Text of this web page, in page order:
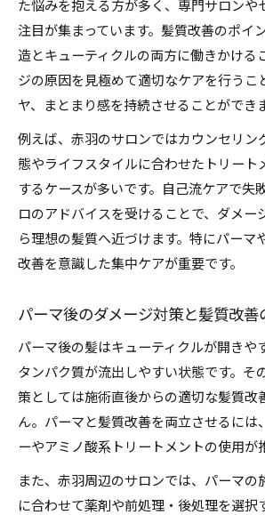
た悩みを抱える方が多く、専門サロンや
注目が集まっています。髪質改善のポイ
造とキューティクルの両方に働きかける
ジの原因を見極めて適切なケアを行うこ
ヤ、まとまり感を持続させることができま
例えば、赤羽のサロンではカウンセリン
態やライフスタイルに合わせたトリート
するケースが多いです。自己流ケアで失
ロのアドバイスを受けることで、ダメー
ら理想の髪質へ近づけます。特にパーマ
改善を意識した集中ケアが重要です。
パーマ後のダメージ対策と髪質改善
パーマ後の髪はキューティクルが開きや
タンパク質が流出しやすい状態です。そ
策としては施術直後からの適切な髪質改
ん。パーマと髪質改善を両立させるには
ーやアミノ酸系トリートメントの使用が
また、赤羽周辺のサロンでは、パーマの
に合わせて薬剤や前処理・後処理を選択